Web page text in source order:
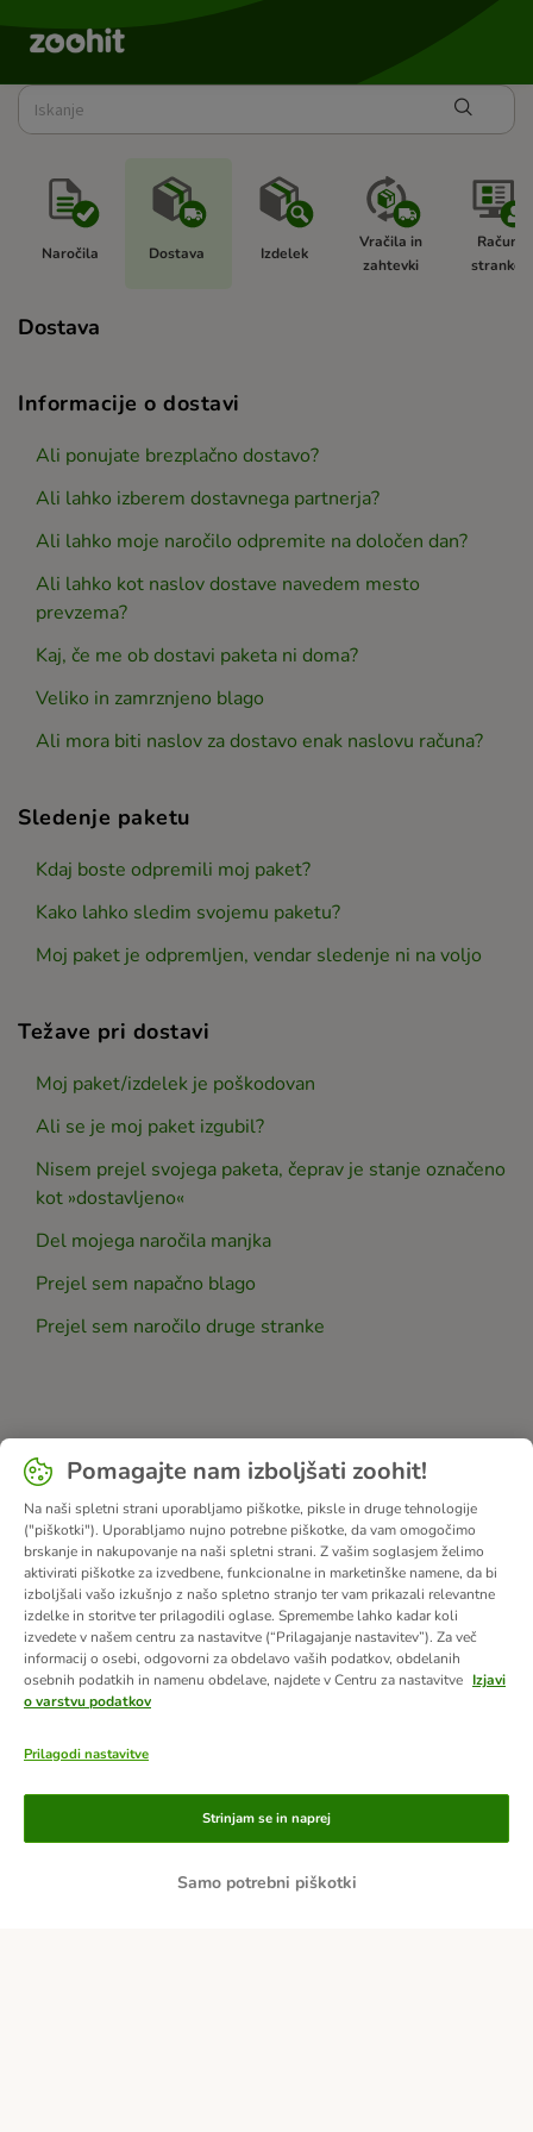
Naročila Dostava Izdelek
Vračila in
zahtevki
Račun
stranke
Dostava
Informacije o dostavi
Ali ponujate brezplačno dostavo?
Ali lahko izberem dostavnega partnerja?
Ali lahko moje naročilo odpremite na določen dan?
Ali lahko kot naslov dostave navedem mesto
prevzema?
Kaj, če me ob dostavi paketa ni doma?
Veliko in zamrznjeno blago
Ali mora biti naslov za dostavo enak naslovu računa?
Sledenje paketu
Kdaj boste odpremili moj paket?
Kako lahko sledim svojemu paketu?
Moj paket je odpremljen, vendar sledenje ni na voljo
Težave pri dostavi
Moj paket/izdelek je poškodovan
Ali se je moj paket izgubil?
Nisem prejel svojega paketa, čeprav je stanje označeno
kot »dostavljeno«
Del mojega naročila manjka
Prejel sem napačno blago
Prejel sem naročilo druge stranke
Načini plačila
Pomagajte nam izboljšati zoohit!
Na naši spletni strani uporabljamo piškotke, piksle in druge tehnologije
("piškotki"). Uporabljamo nujno potrebne piškotke, da vam omogočimo
brskanje in nakupovanje na naši spletni strani. Z vašim soglasjem želimo
aktivirati piškotke za izvedbene, funkcionalne in marketinške namene, da bi
izboljšali vašo izkušnjo z našo spletno stranjo ter vam prikazali relevantne
izdelke in storitve ter prilagodili oglase. Spremembe lahko kadar koli
izvedete v našem centru za nastavitve (“Prilagajanje nastavitev”). Za več
informacij o osebi, odgovorni za obdelavo vaših podatkov, obdelanih
osebnih podatkih in namenu obdelave, najdete v Centru za nastavitve Izjavi
o varstvu podatkov
Prilagodi nastavitve
Samo potrebni piškotki
Strinjam se in naprej